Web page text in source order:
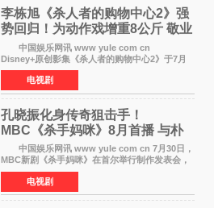
李栋旭《杀人者的购物中心2》强
势回归！为动作戏增重8公斤 敬业
获赞
中国娱乐网讯 www yule com cn
Disney+原创影集《杀人者的购物中心2》于7月
22日正式上线，由男神李栋旭主演的郑进湾以2 0
完全体强势回归。该剧第一季曾被《纽约时报》
评选为全球最佳影集之一
电视剧
孔晓振化身传奇狙击手！
MBC《杀手妈咪》8月首播 与朴
恩斌展开收视对决
中国娱乐网讯 www yule com cn 7月30日，
MBC新剧《杀手妈咪》在首尔举行制作发表会，
主演孔晓振、郑准元、李相二、无真星、崔宇
成、李银泉等人一同出席，为新剧宣传造势。这
是孔晓振继《毛骨
电视剧